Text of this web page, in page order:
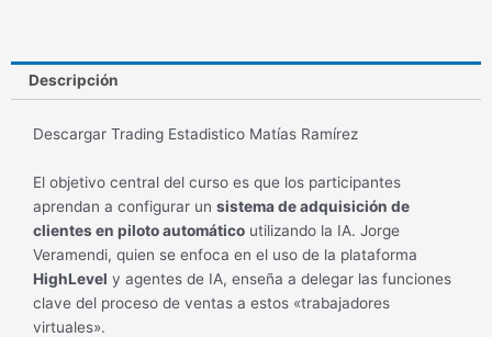
Descripción
Descargar Trading Estadistico Matías Ramírez
El objetivo central del curso es que los participantes
aprendan a configurar un sistema de adquisición de
clientes en piloto automático utilizando la IA. Jorge
Veramendi, quien se enfoca en el uso de la plataforma
HighLevel y agentes de IA, enseña a delegar las funciones
clave del proceso de ventas a estos «trabajadores
virtuales».